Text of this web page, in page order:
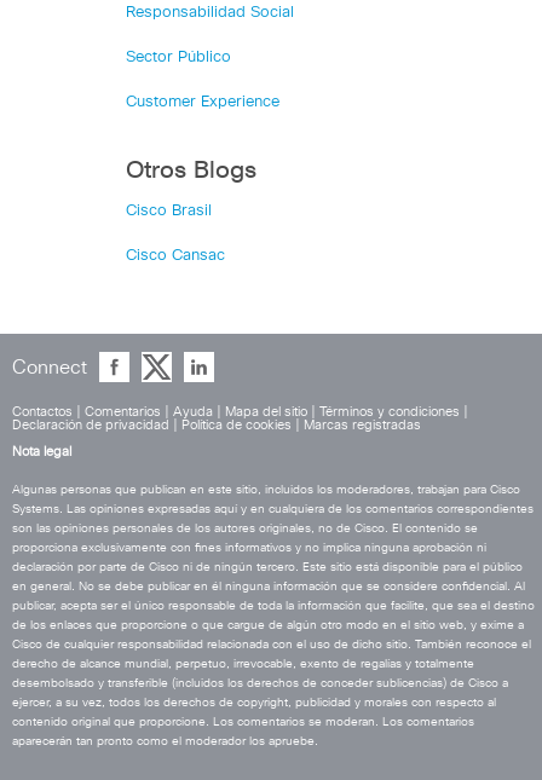
Responsabilidad Social
Sector Público
Customer Experience
Otros Blogs
Cisco Brasil
Cisco Cansac
Connect
Contactos Comentarios Ayuda Mapa del sitio Términos y condiciones
Declaración de privacidad
Política de cookies
Marcas registradas
Nota legal
Algunas personas que publican en este sitio, incluidos los moderadores, trabajan para Cisco
Systems. Las opiniones expresadas aquí y en cualquiera de los comentarios correspondientes
son las opiniones personales de los autores originales, no de Cisco. El contenido se
proporciona exclusivamente con fines informativos y no implica ninguna aprobación ni
declaración por parte de Cisco ni de ningún tercero. Este sitio está disponible para el público
en general. No se debe publicar en él ninguna información que se considere confidencial. Al
publicar, acepta ser el único responsable de toda la información que facilite, que sea el destino
de los enlaces que proporcione o que cargue de algún otro modo en el sitio web, y exime a
Cisco de cualquier responsabilidad relacionada con el uso de dicho sitio. También reconoce el
derecho de alcance mundial, perpetuo, irrevocable, exento de regalías y totalmente
desembolsado y transferible (incluidos los derechos de conceder sublicencias) de Cisco a
ejercer, a su vez, todos los derechos de copyright, publicidad y morales con respecto al
contenido original que proporcione. Los comentarios se moderan. Los comentarios
aparecerán tan pronto como el moderador los apruebe.